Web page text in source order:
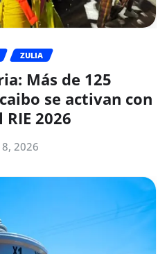
ZULIA
Más de 125
se activan con
2026
2026